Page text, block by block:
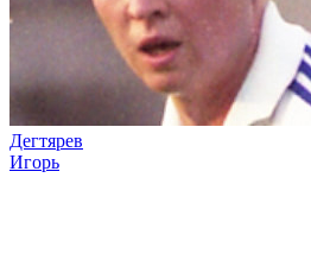
Дегтярев
Игорь